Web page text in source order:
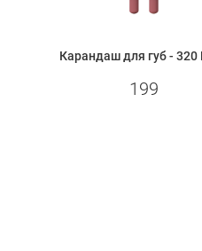
Карандаш для губ - 320
199